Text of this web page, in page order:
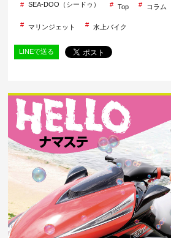
SEA-DOO（シードゥ） Top コラム
マリンジェット 水上バイク
LINEで送る